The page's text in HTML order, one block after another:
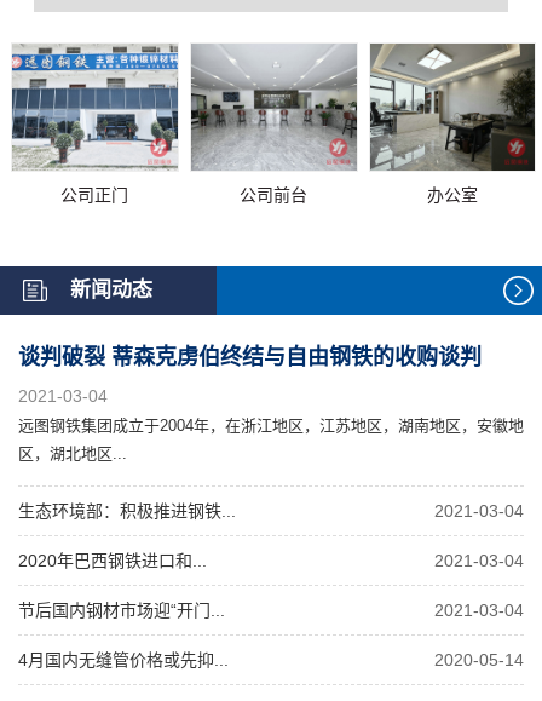
公司正门 公司前台 办公室
新闻动态
谈判破裂 蒂森克虏伯终结与自由钢铁的收购谈判
2021-03-04
远图钢铁集团成立于2004年，在浙江地区，江苏地区，湖南地区，安徽地
区，湖北地区...
生态环境部：积极推进钢铁... 2021-03-04
2020年巴西钢铁进口和... 2021-03-04
节后国内钢材市场迎“开门... 2021-03-04
4月国内无缝管价格或先抑... 2020-05-14